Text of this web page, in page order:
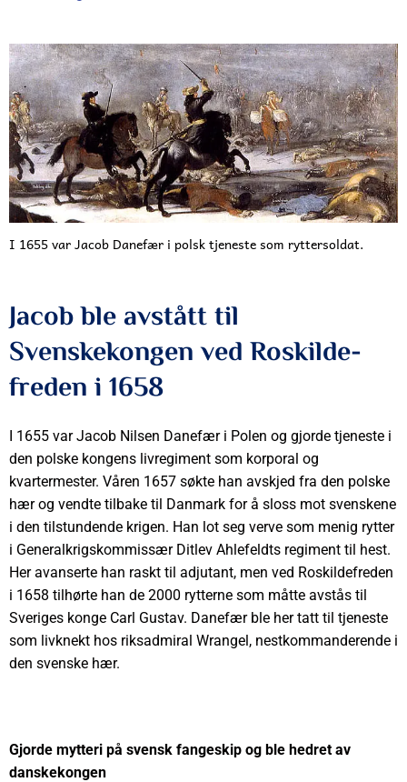
I 1655 var Jacob Danefær i polsk tjeneste som ryttersoldat.
Jacob ble avstått til
Svenskekongen ved Roskilde-
freden i 1658
I 1655 var Jacob Nilsen Danefær i Polen og gjorde tjeneste i
den polske kongens livregiment som korporal og
kvartermester. Våren 1657 søkte han avskjed fra den polske
hær og vendte tilbake til Danmark for å sloss mot svenskene
i den tilstundende krigen. Han lot seg verve som menig rytter
i Generalkrigskommissær Ditlev Ahlefeldts regiment til hest.
Her avanserte han raskt til adjutant, men ved Roskildefreden
i 1658 tilhørte han de 2000 rytterne som måtte avstås til
Sveriges konge Carl Gustav. Danefær ble her tatt til tjeneste
som livknekt hos riksadmiral Wrangel, nestkommanderende i
den svenske hær.
Gjorde mytteri på svensk fangeskip og ble hedret av
danskekongen